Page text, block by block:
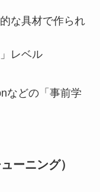
な具材で作られ
レベル
などの「事前学
ーニング）